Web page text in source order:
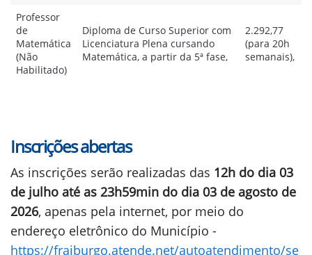
Professor
de
Matemática
(Não
Habilitado)
Diploma de Curso Superior com
Licenciatura Plena cursando
Matemática, a partir da 5ª fase,
2.292,77
(para 20h
semanais),
Inscrições abertas
As inscrições serão realizadas das 12h do dia 03
de julho até as 23h59min do dia 03 de agosto de
2026, apenas pela internet, por meio do
endereço eletrônico do Município -
https://fraiburgo.atende.net/autoatendimento/se